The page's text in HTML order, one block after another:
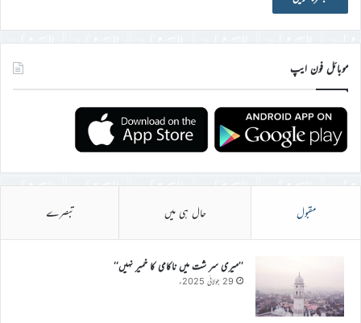
موبائل فون ایپ
مقبول حال ہی میں تبصرے
’’میری سر شت میں ناکامی کا خمیر نہیں‘‘
29 جولائی 2025ء